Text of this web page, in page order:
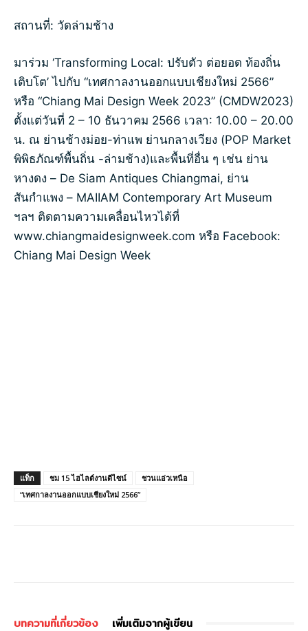
สถานที่: วัดล่ามช้าง
มาร่วม ‘Transforming Local: ปรับตัว ต่อยอด ท้องถิ่น
เติบโต’ ไปกับ “เทศกาลงานออกแบบเชียงใหม่ 2566”
หรือ “Chiang Mai Design Week 2023” (CMDW2023)
ตั้งแต่วันที่ 2 – 10 ธันวาคม 2566 เวลา: 10.00 – 20.00
น. ณ ย่านช้างม่อย-ท่าแพ ย่านกลางเวียง (POP Market
พิพิธภัณฑ์พื้นถิ่น -ล่ามช้าง)และพื้นที่อื่น ๆ เช่น ย่าน
หางดง – De Siam Antiques Chiangmai, ย่าน
สันกำแพง – MAIIAM Contemporary Art Museum
ฯลฯ ติดตามความเคลื่อนไหวได้ที่
www.chiangmaidesignweek.com หรือ Facebook:
Chiang Mai Design Week
แท็ก ชม 15 ไฮไลต์งานดีไซน์
ชวนแอ่วเหนือ
“เทศกาลงานออกแบบเชียงใหม่ 2566”
บทความที่เกี่ยวข้อง เพิ่มเติมจากผู้เขียน